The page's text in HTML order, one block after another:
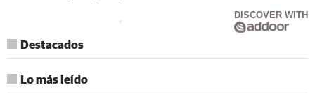
DISCOVER WITH
Destacados
Lo más leído